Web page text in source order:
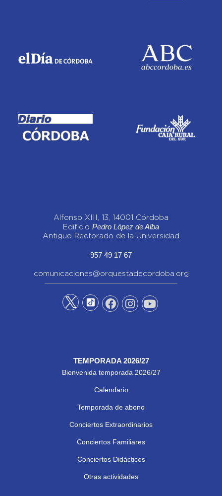
Alfonso XIII, 13, 14001 Córdoba
Edificio Pedro López de Alba
Antiguo Rectorado de la Universidad
957 49 17 67
comunicaciones@orquestadecordoba.org
TEMPORADA 2026/27
Bienvenida temporada 2026/27
Calendario
Temporada de abono
Conciertos Extraordinarios
Conciertos Familiares
Conciertos Didácticos
Otras actividades